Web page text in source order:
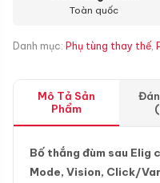
Toàn quốc
Danh mục: Phụ tùng thay thế,
Mô Tả Sản
Phẩm
Bố thắng đùm sau Elig
Mode, Vision, Click/